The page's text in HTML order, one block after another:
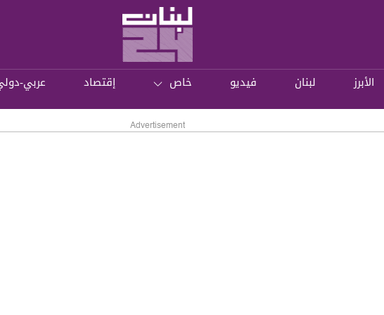
الأبرز لبنان فيديو خاص إقتصاد عربي-
Advertisement